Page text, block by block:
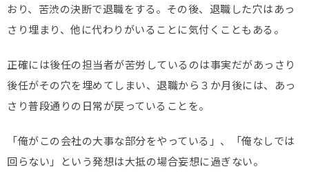
おり、苦渋の決断で退職をする。その後、退職した穴はあっ
さり埋まり、他に代わりがいることに気付くこともある。
正確には後任の担当者が苦労しているのは事実だがあっさり
後任がその穴を埋めてしまい、退職から３か月後には、あっ
さり普段通りの日常が戻っていることを。
「俺がこの会社の大事な部分をやっている」、「俺なしでは
回らない」という発想は大抵の場合妄想に過ぎない。